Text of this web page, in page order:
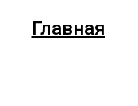
Главная